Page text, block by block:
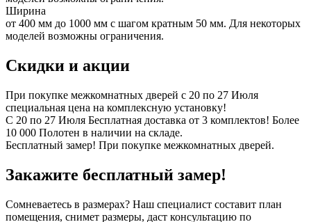
Ширина
от 400 мм до 1000 мм с шагом кратным 50 мм. Для некоторых
моделей возможны ограничения.
Скидки и акции
При покупке межкомнатных дверей c 20 по 27 Июля
специальная цена на комплексную установку!
С 20 по 27 Июля Бесплатная доставка от 3 комплектов! Более
10 000 Полотен в наличии на складе.
Бесплатный замер! При покупке межкомнатных дверей.
Закажите бесплатный замер!
Сомневаетесь в размерах? Наш специалист составит план
помещения, снимет размеры, даст консультацию по